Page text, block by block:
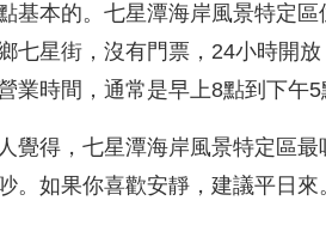
基本的。七星潭海岸風景特定
七星街，沒有門票，24小時開
業時間，通常是早上8點到下午5
覺得，七星潭海岸風景特定區
。如果你喜歡安靜，建議平日來